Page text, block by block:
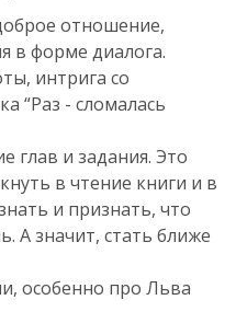
отношение,
в форме диалога.
интрига со
“Раз - сломалась
глав и задания. Это
в чтение книги и в
и признать, что
А значит, стать ближе
особенно про Льва